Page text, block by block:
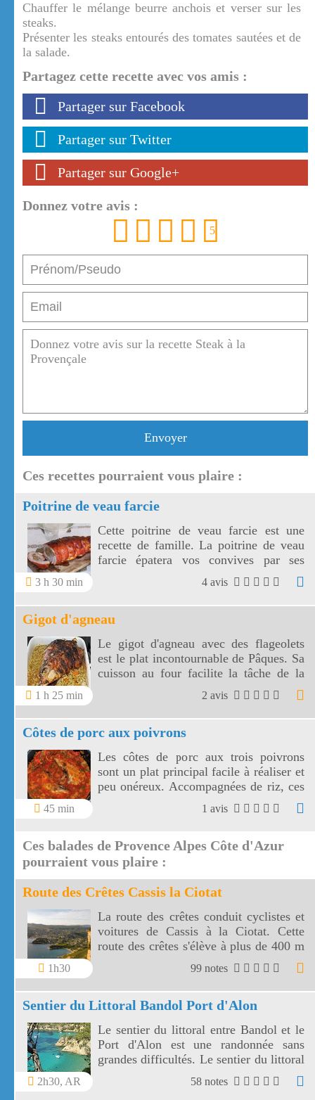
Chauffer le mélange beurre anchois et verser sur les
steaks.
Présenter les steaks entourés des tomates sautées et de
la salade.
Partagez cette recette avec vos amis :
Partager sur Facebook
Partager sur Twitter
Partager sur Google+
Donnez votre avis :
5
Envoyer
Ces recettes pourraient vous plaire :
Poitrine de veau farcie
3 h 30 min
Cette poitrine de veau farcie est une
recette de famille. La poitrine de veau
farcie épatera vos convives par ses
jolies tranches au parfum d'antan.
4 avis
Gigot d'agneau
1 h 25 min
Le gigot d'agneau avec des flageolets
est le plat incontournable de Pâques. Sa
cuisson au four facilite la tâche de la
ménagère! Le gigot d'agneau permet de
découper de nombreuses tranches
parfumées par le thym. Un vrai régal!
2 avis
Côtes de porc aux poivrons
45 min
Les côtes de porc aux trois poivrons
sont un plat principal facile à réaliser et
peu onéreux. Accompagnées de riz, ces
côtes de porc sont sublimées par leur
sauce aux poivrons, à l'oignon et au vin
1 avis
Ces balades de Provence Alpes Côte d'Azur
pourraient vous plaire :
Route des Crêtes Cassis la Ciotat
1h30
La route des crêtes conduit cyclistes et
voitures de Cassis à la Ciotat. Cette
route des crêtes s'élève à plus de 400 m
et surplombe la mer au travers plusieurs
99 notes
Sentier du Littoral Bandol Port d'Alon
2h30, AR
Le sentier du littoral entre Bandol et le
Port d'Alon est une randonnée sans
grandes difficultés. Le sentier du littoral
Bandol Port d'Alon offre des paysages
58 notes